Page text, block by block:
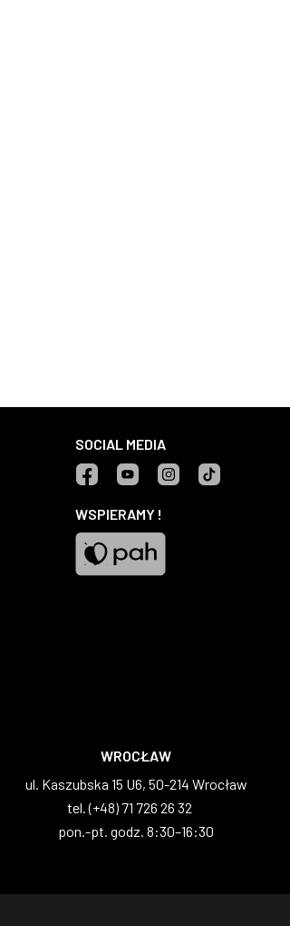
SOCIAL MEDIA
WSPIERAMY !
WROCŁAW
ul. Kaszubska 15 U6, 50-214 Wrocław
tel. (+48) 71 726 26 32
pon.-pt. godz. 8:30–16:30